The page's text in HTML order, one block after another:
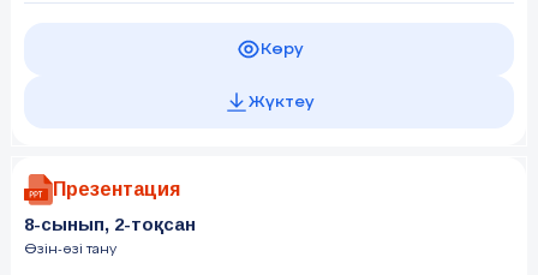
Көру
Жүктеу
Презентация
8-сынып, 2-тоқсан
Өзін-өзі тану